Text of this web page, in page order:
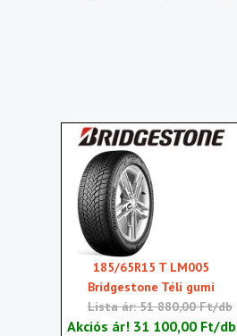
185/65R15 T LM005
Bridgestone Téli gumi
Lista ár: 51 880,00 Ft/db
Akciós ár! 31 100,00 Ft/db